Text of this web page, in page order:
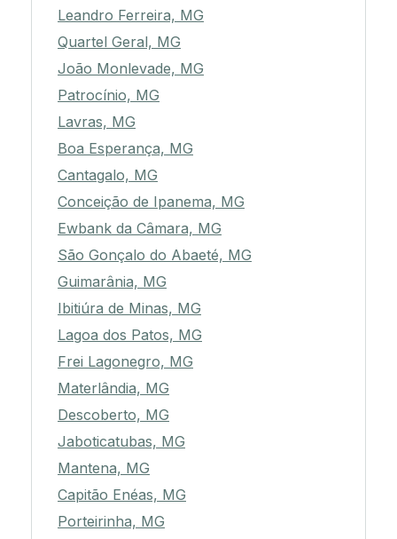
Leandro Ferreira, MG
Quartel Geral, MG
João Monlevade, MG
Patrocínio, MG
Lavras, MG
Boa Esperança, MG
Cantagalo, MG
Conceição de Ipanema, MG
Ewbank da Câmara, MG
São Gonçalo do Abaeté, MG
Guimarânia, MG
Ibitiúra de Minas, MG
Lagoa dos Patos, MG
Frei Lagonegro, MG
Materlândia, MG
Descoberto, MG
Jaboticatubas, MG
Mantena, MG
Capitão Enéas, MG
Porteirinha, MG